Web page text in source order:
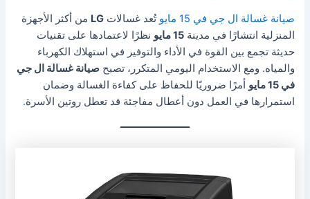
صيانة غسالة ال جي في 15 مايو تُعد غسالاتLG من أكثر الأجهزة
المنزلية انتشارًا في مدينة15 مايو
نظرًا لاعتمادها على تقنيات
حديثة تجمع بين القوة في الأداء والتوفير في استهلاك الكهرباء
والمياه. ومع الاستخدام اليومي المتكرر، تصبحصيانة غسالة ال جي
في 15 مايو
أمرًا ضروريًا للحفاظ على كفاءة الغسالة وضمان
استمرارها في العمل دون أعطال مفاجئة قد تعطل روتين الأسرة.